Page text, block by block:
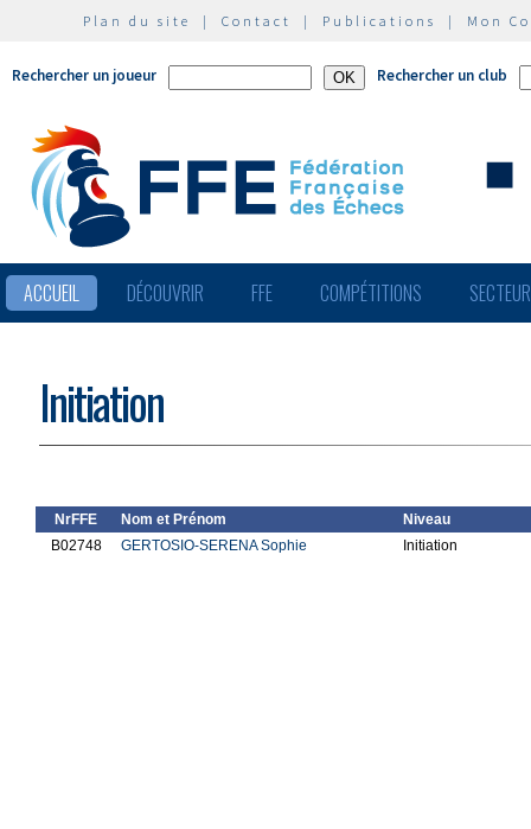
Plan du site | Contact | Publications | Mon
Rechercher un joueur Rechercher un club
ACCUEIL DÉCOUVRIR FFE COMPÉTITIONS
Initiation
NrFFE Nom et Prénom
Niveau
B02748
GERTOSIO-SERENA Sophie Initiation